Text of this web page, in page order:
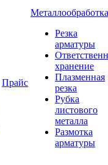
Прайс
Металлообработка
Резка
арматуры
хранение
Плазменная
резка
Рубка
листового
металла
Размотка
арматуры